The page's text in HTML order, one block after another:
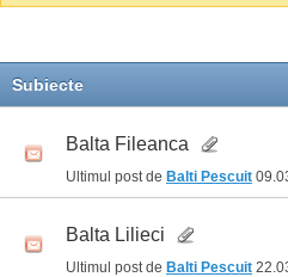
Subiecte
Balta Fileanca
Ultimul post de Balti Pescuit
Balta Lilieci
Ultimul post de Balti Pescuit